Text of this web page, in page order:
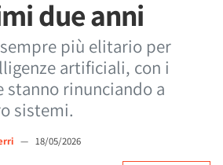
due anni
più elitario per
artificiali, con i
stanno rinunciando a
sistemi.
— 18/05/2026